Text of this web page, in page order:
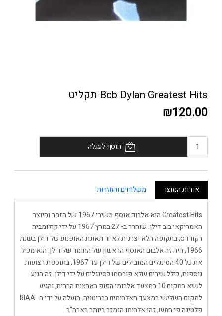
Bob Dylan Greatest Hits תקליט
₪120.00
הוסף לעגלה
אודות המוצר משלוחים והחזרות
Greatest Hits הוא אלבום אוסף משירי 1967 של הזמר והיוצר
האמריקאי בוב דילן. שוחרר ב- 27 במרץ 1967 על ידי קולומביה
רקורדס, בתקופה הלא יצרנית לאחר תאונת האופנוע של דילן בשנת
1966, היה זה אלבום האוסף הראשון של החומר של דילן. הוא מכיל
את כל 40 הסינגלים המובילים של דילן עד 1967, בתוספת רצועות
נוספות, כולל שירים שלא פורסמו כסינגלים על ידי דילן. זה הגיע
לשיא במקום 10 במצעד אלבומי הפופ בארצות הברית, והגיע
למקום השלישי במצעד האלבומים בבריטניה. הועלה על ידי ה- RIAA
פלטינה פי חמש, זהו אלבומו הנמכר ביותר בארה"ב.